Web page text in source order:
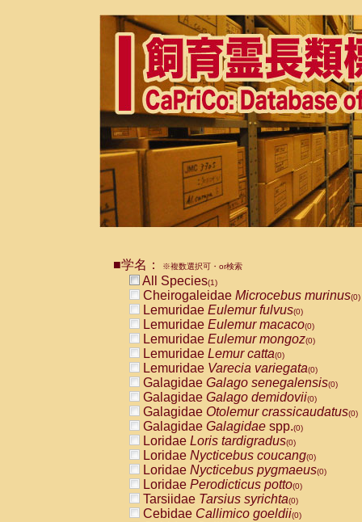
■学名： ※複数選択可・or検索
All Species(1)
Cheirogaleidae Microcebus murinus(0)
Lemuridae Eulemur fulvus(0)
Lemuridae Eulemur macaco(0)
Lemuridae Eulemur mongoz(0)
Lemuridae Lemur catta(0)
Lemuridae Varecia variegata(0)
Galagidae Galago senegalensis(0)
Galagidae Galago demidovii(0)
Galagidae Otolemur crassicaudatus(0)
Galagidae Galagidae spp.(0)
Loridae Loris tardigradus(0)
Loridae Nycticebus coucang(0)
Loridae Nycticebus pygmaeus(0)
Loridae Perodicticus potto(0)
Tarsiidae Tarsius syrichta(0)
Cebidae Callimico goeldii(0)